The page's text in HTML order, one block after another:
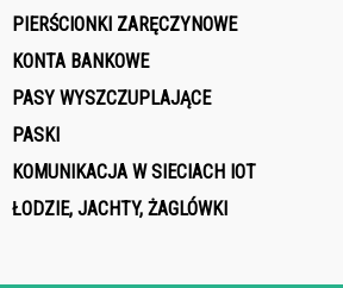
PIERŚCIONKI ZARĘCZYNOWE
KONTA BANKOWE
PASY WYSZCZUPLAJĄCE
PASKI
KOMUNIKACJA W SIECIACH IOT
ŁODZIE, JACHTY, ŻAGLÓWKI